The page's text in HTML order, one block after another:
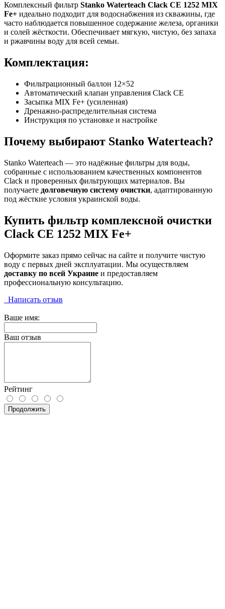
Комплексный фильтр Stanko Waterteach Clack CE 1252 MIX
Fe+ идеально подходит для водоснабжения из скважины, где
часто наблюдается повышенное содержание железа, органики
и солей жёсткости. Обеспечивает мягкую, чистую, без запаха
и ржавчины воду для всей семьи.
Комплектация:
Фильтрационный баллон 12×52
Автоматический клапан управления Clack CE
Засыпка MIX Fe+ (усиленная)
Дренажно-распределительная система
Инструкция по установке и настройке
Почему выбирают Stanko Waterteach?
Stanko Waterteach — это надёжные фильтры для воды,
собранные с использованием качественных компонентов
Clack и проверенных фильтрующих материалов. Вы
получаете долговечную систему очистки, адаптированную
под жёсткие условия украинской воды.
Купить фильтр комплексной очистки
Clack CE 1252 MIX Fe+
Оформите заказ прямо сейчас на сайте и получите чистую
воду с первых дней эксплуатации. Мы осуществляем
доставку по всей Украине и предоставляем
профессиональную консультацию.
Написать отзыв
Ваше имя:
Ваш отзыв
Рейтинг
Продолжить